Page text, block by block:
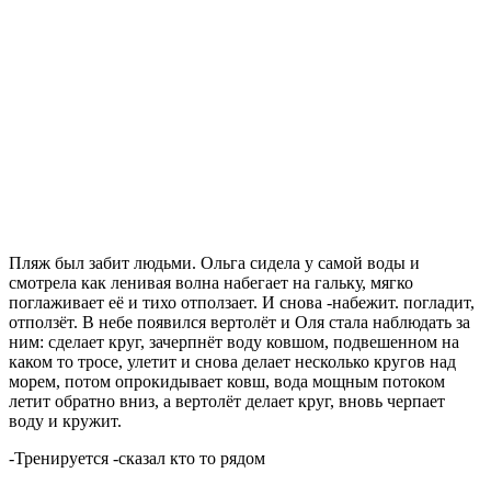
Пляж был забит людьми. Ольга сидела у самой воды и
смотрела как ленивая волна набегает на гальку, мягко
поглаживает её и тихо отползает. И снова -набежит. погладит,
отползёт. В небе появился вертолёт и Оля стала наблюдать за
ним: сделает круг, зачерпнёт воду ковшом, подвешенном на
каком то тросе, улетит и снова делает несколько кругов над
морем, потом опрокидывает ковш, вода мощным потоком
летит обратно вниз, а вертолёт делает круг, вновь черпает
воду и кружит.
-Тренируется -сказал кто то рядом